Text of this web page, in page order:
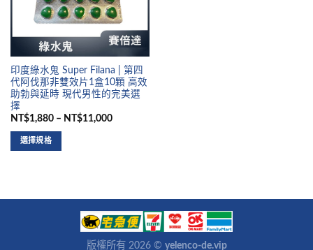
印度綠水鬼 Super Filana | 第四
代阿伐那非雙效片1盒10顆 高效
助勃與延時 現代男性的完美選
擇
NT$1,880 – NT$11,000
選擇規格
版權所有 2026 © yelenco-de.vip